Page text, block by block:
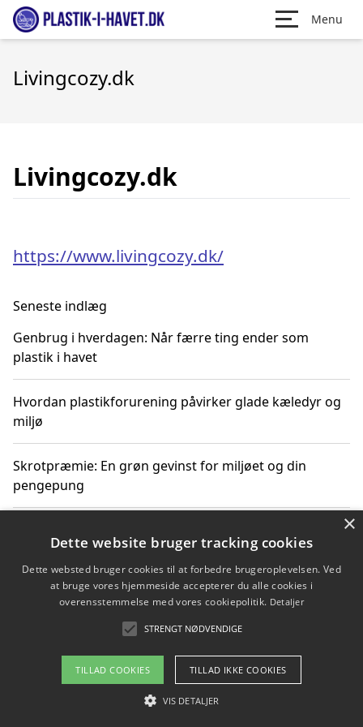
Menu
Livingcozy.dk
Livingcozy.dk
https://www.livingcozy.dk/
Seneste indlæg
Genbrug i hverdagen: Når færre ting ender som
plastik i havet
Hvordan plastikforurening påvirker glade kæledyr og
miljø
Skrotpræmie: En grøn gevinst for miljøet og din
pengepung
Hvordan blåfade med rist kan hjælpe med at reducere
plastik i havet
Spil kasinospil på et troværdigt online casino: Din
guide til sikker og sjov underholdning
Copyright 2026 - Pilanto Aps
Om / kontakt
×
Dette website bruger tracking cookies
Dette websted bruger cookies til at forbedre brugeroplevelsen. Ved
at bruge vores hjemmeside accepterer du alle cookies i
overensstemmelse med vores cookiepolitik. Detaljer
STRENGT NØDVENDIGE
TILLAD COOKIES TILLAD IKKE COOKIES
VIS DETALJER